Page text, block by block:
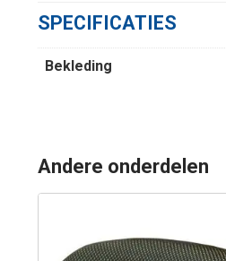
SPECIFICATIES
Bekleding
Andere onderdelen